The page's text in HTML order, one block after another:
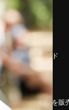
料金
会社概要
Reviews
採用情報
検索トレンド
ブログ
イベント
Slidesgo
コンテンツを販